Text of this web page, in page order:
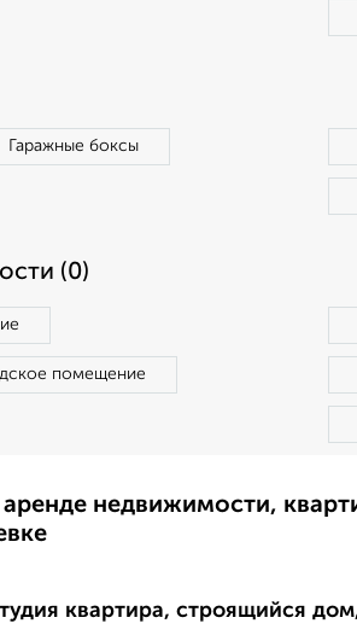
Гаражные боксы
(0)
помещение
недвижимости,
квартира, строящийся